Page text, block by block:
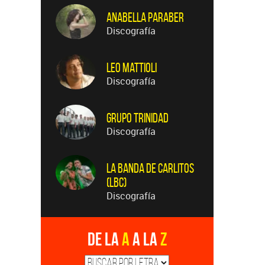
Anabella Paraber
Discografía
Leo Mattioli
Discografía
Grupo Trinidad
Discografía
La Banda de Carlitos
(LBC)
Discografía
De laAa laZ